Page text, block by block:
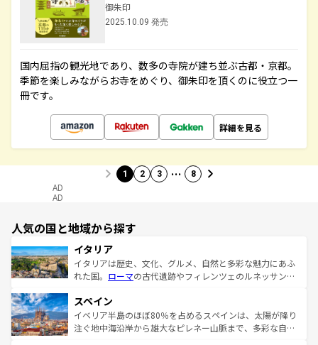
御朱印
2025.10.09 発売
国内屈指の観光地であり、数多の寺院が建ち並ぶ古都・京都。
季節を楽しみながらお寺をめぐり、御朱印を頂くのに役立つ一
冊です。
詳細を見る
1 2 3 … 8
AD
AD
人気の国と地域から探す
イタリア
イタリアは歴史、文化、グルメ、自然と多彩な魅力にあふ
れた国。 ローマの古代遺跡やフィレンツェのルネッサンス
ろん、トスカーナの美しい田園風景やアマルフィ海岸の絶
景など、自然景観も見逃せない。観光の合間には、本場の
ピザやパスタなど、絶品のイタリア料理を堪能することも
スペイン
イベリア半島のほぼ80％を占めるスペインは、太陽が降り
注ぐ地中海沿岸から雄大なピレネー山脈まで、多彩な自然